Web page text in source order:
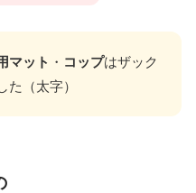
マット ・ コップはザック
た（太字）